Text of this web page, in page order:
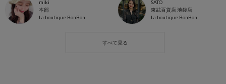
miki
本部
La boutique BonBon
SATO
東武百貨店 池袋店
La boutique BonBon